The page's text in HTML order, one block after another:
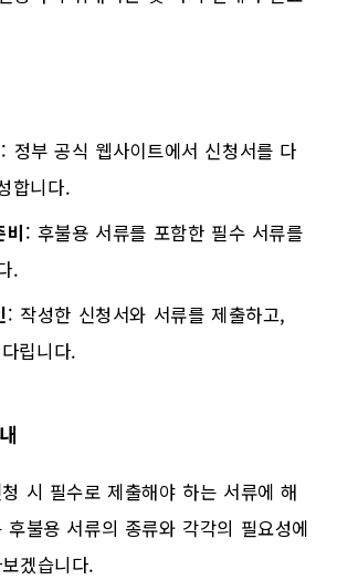
: 정부 공식 웹사이트에서 신청서를 다
합니다.
비: 후불용 서류를 포함한 필수 서류를
.
: 작성한 신청서와 서류를 제출하고,
립니다.
시 필수로 제출해야 하는 서류에 해
후불용 서류의 종류와 각각의 필요성에
겠습니다.